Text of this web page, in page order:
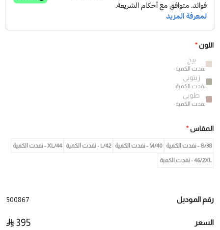
اللون*
بيج
نفدت الكمية
زيتوني
نفدت الكمية
طوبي
نفدت الكمية
المقاس*
38/S - نفدت الكمية 40/M - نفدت الكمية 42/L - نفدت الكمية 44/XL - نفدت الكمية
46/2XL - نفدت الكمية
رقم الموديل 500867
السعر 395